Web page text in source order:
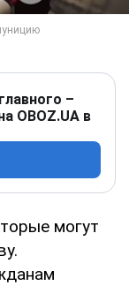
–
OBOZ.UA в
могут